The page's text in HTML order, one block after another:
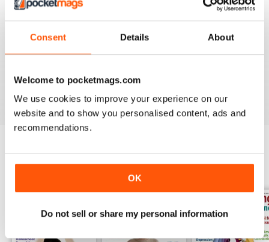
Consent Details About
Welcome to pocketmags.com
We use cookies to improve your experience on our
website and to show you personalised content, ads and
recommendations.
OK
Do not sell or share my personal information
AUTISM PARENTING
EDIZIONI INDIETRO Visualizza tutti